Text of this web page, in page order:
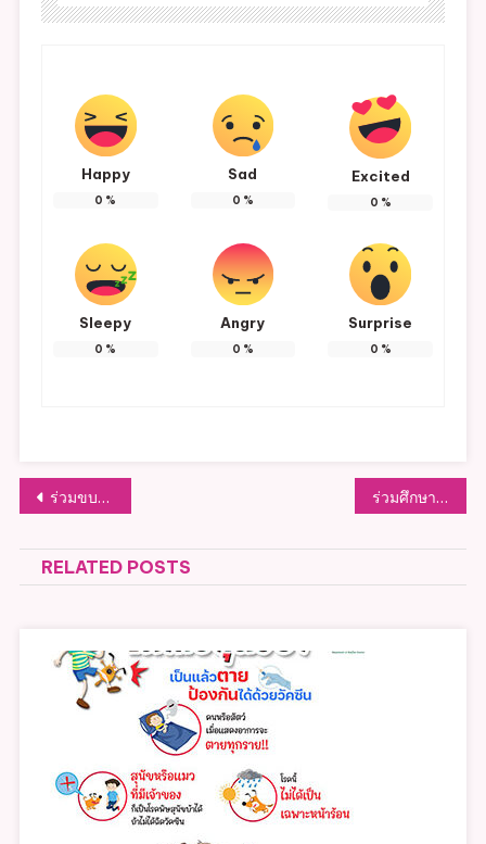
Happy
0 %
Sad
0 %
Excited
0 %
Sleepy
0 %
Angry
0 %
Surprise
0 %
แนะแนว
เรื่อง
ร่วมขบวนและเปิดงานประเพณีบุญบั้งไฟ ต.หัวฝาย ประจำปี ๒๕๖๙ ร่วมศึกษาตัวอย่างการจัดตั้งโรงเรียนผู้สูงอายุ ของ โรงเรียนผู้สูงอายุ ต.บ้านเหล่า อ.สูงเม่น จ.แพร่
RELATED POSTS